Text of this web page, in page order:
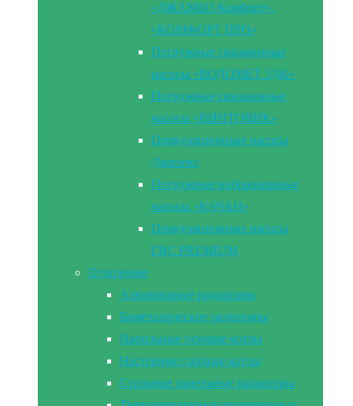
«ДЖАМБО Комфорт»,
«КОМФОРТ ПРО»
Погружные скважинные
насосы «ВОДОМЕТ 3ДК»
Погружные скважинные
насосы «ВИНТОВИК»
Циркуляционные насосы
Джилекс
Погружные вибрационные
насосы «КАЧАН»
Циркуляционные насосы
ГВС PREMIUM
Отопление
Алюминивые радиаторы
Биметалические радиаторы
Напольные газовые котлы
Настенные газовые котлы
Стальные панельные радиаторы